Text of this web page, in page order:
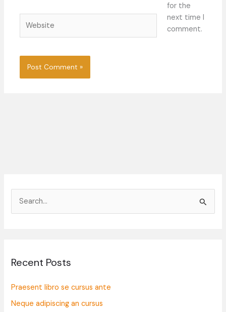
for the
next time I
comment.
c
f
o
Recent Posts
Praesent libro se cursus ante
Neque adipiscing an cursus